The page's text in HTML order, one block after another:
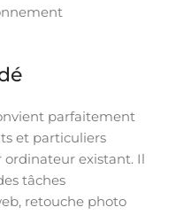
parfaitement
et particuliers
existant. Il
tâches
retouche photo